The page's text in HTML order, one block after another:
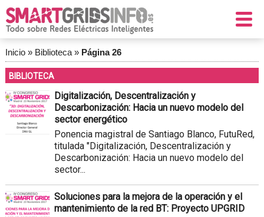
Inicio» Biblioteca» Página 26
BIBLIOTECA
Digitalización, Descentralización y
Descarbonización: Hacia un nuevo modelo del
sector energético
Ponencia magistral de Santiago Blanco, FutuRed,
titulada "Digitalización, Descentralización y
Descarbonización: Hacia un nuevo modelo del
sector...
Soluciones para la mejora de la operación y el
mantenimiento de la red BT: Proyecto UPGRID